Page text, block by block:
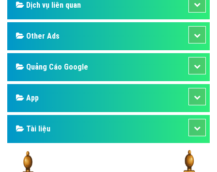
Dịch vụ liên quan
Other Ads
Quảng Cáo Google
App
Tài liệu